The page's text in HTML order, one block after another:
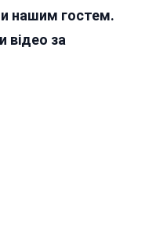
нашим гостем.
відео за